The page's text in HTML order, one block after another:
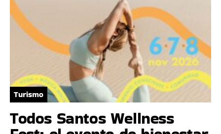
Turismo
Todos Santos Wellness